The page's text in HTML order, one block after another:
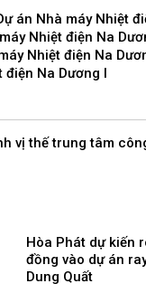
án Nhà máy Nhiệt
Nhiệt điện Na
Nhiệt điện Na
điện Na Dương I
vị thế trung tâm
Hòa Phát dự kiến
đồng vào dự án
Dung Quất